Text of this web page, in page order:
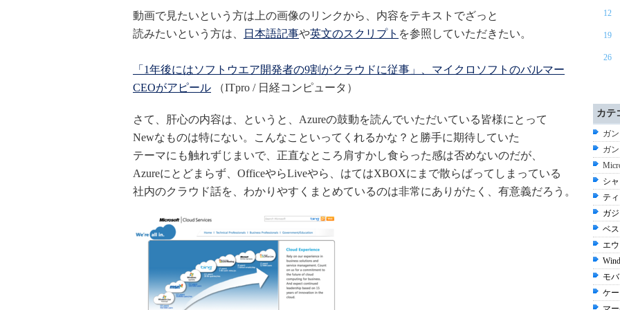
動画で見たいという方は上の画像のリンクから、内容をテキストでざっと
読みたいという方は、
日本語記事や英文のスクリプト を参照していただきたい。
「1年後にはソフトウエア開発者の9割がクラウドに従事」、マイクロソフトのバルマー
CEOがアピール （ITpro / 日経コンピュータ）
さて、肝心の内容は、というと、Azureの鼓動を読んでいただいている皆様にとって
Newなものは特にない。こんなこといってくれるかな？と勝手に期待していた
テーマにも触れずじまいで、正直なところ肩すかし食らった感は否めないのだが、
Azureにとどまらず、OfficeやらLiveやら、はてはXBOXにまで散らばってしまっている
社内のクラウド話を、わかりやすくまとめているのは非常にありがたく、有意義だろう。
12
19
26
カテ
ガ
ガ
シ
テ
ガ
ベ
エ
モ
ケ